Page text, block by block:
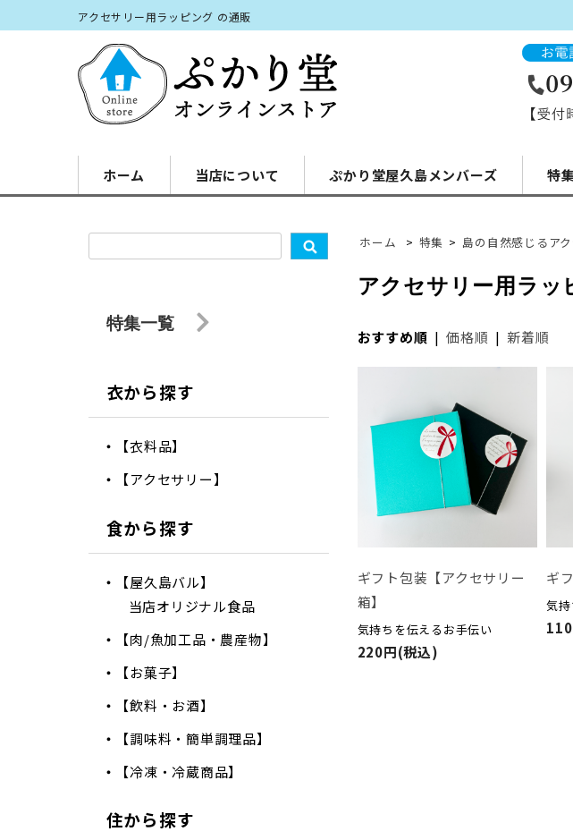
アクセサリー用ラッピング の通販
ホーム 当店について ぷかり堂屋久島メンバーズ 特集
ホーム > 特集 > 島の自然感じるア
アクセサリー用ラッ
おすすめ順 |価格順 | 新着順
ギフト包装【アクセサリー
箱】
気持ちを伝えるお手伝い
220円(税込)
ギ
気
特集一覧
衣から探す
【衣料品】
【アクセサリー】
食から探す
【屋久島バル】
当店オリジナル食品
【肉/魚加工品・農産物】
【お菓子】
【飲料・お酒】
【調味料・簡単調理品】
【冷凍・冷蔵商品】
住から探す